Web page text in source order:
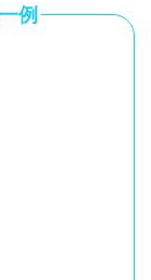
例